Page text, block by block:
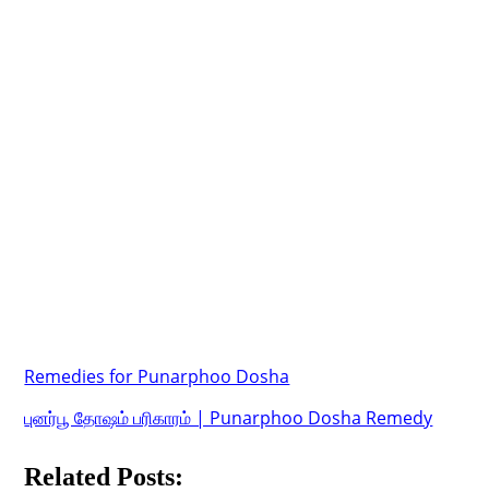
Remedies for Punarphoo Dosha
புனர்பூ தோஷம் பரிகாரம் | Punarphoo Dosha Remedy
Related Posts: